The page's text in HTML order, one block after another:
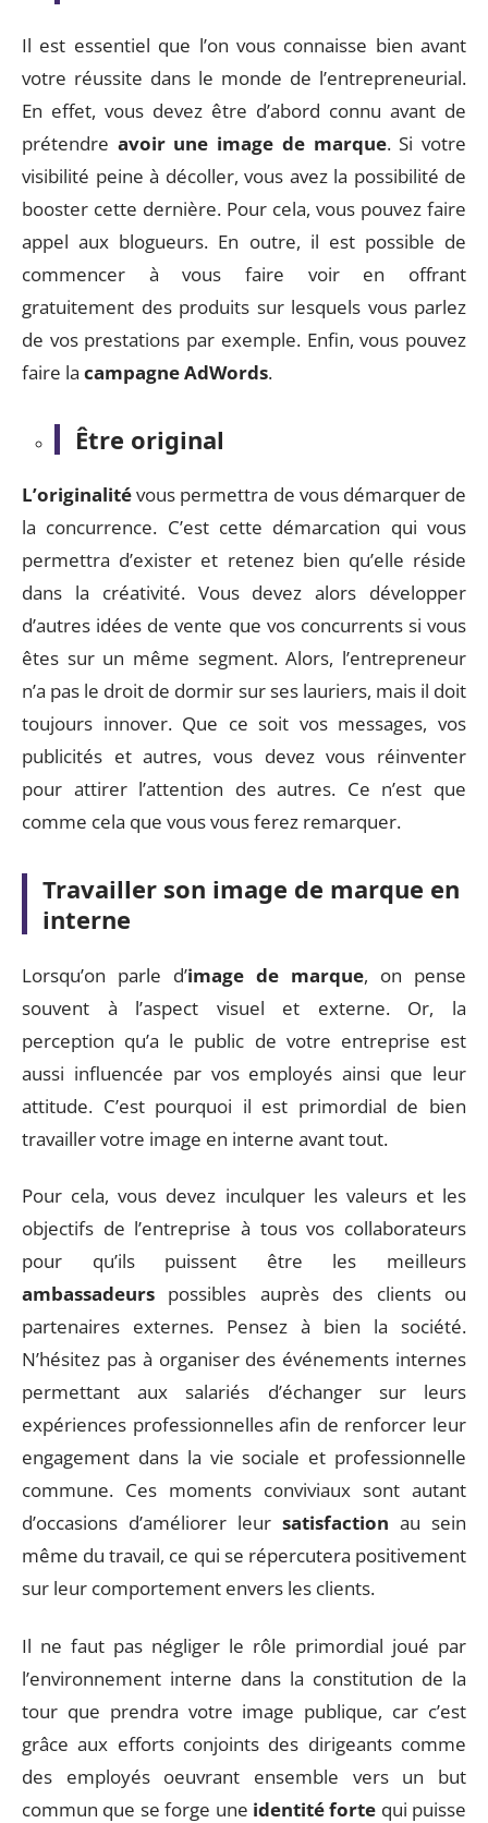
Il est essentiel que l’on vous connaisse bien avant
votre réussite dans le monde de l’entrepreneurial.
En effet, vous devez être d’abord connu avant de
prétendre avoir une image de marque. Si votre
visibilité peine à décoller, vous avez la possibilité de
booster cette dernière. Pour cela, vous pouvez faire
appel aux blogueurs. En outre, il est possible de
commencer à vous faire voir en offrant
gratuitement des produits sur lesquels vous parlez
de vos prestations par exemple. Enfin, vous pouvez
faire la campagne AdWords.
Être original
L’originalitévous permettra de vous démarquer de
la concurrence. C’est cette démarcation qui vous
permettra d’exister et retenez bien qu’elle réside
dans la créativité. Vous devez alors développer
d’autres idées de vente que vos concurrents si vous
êtes sur un même segment. Alors, l’entrepreneur
n’a pas le droit de dormir sur ses lauriers, mais il doit
toujours innover. Que ce soit vos messages, vos
publicités et autres, vous devez vous réinventer
pour attirer l’attention des autres. Ce n’est que
comme cela que vous vous ferez remarquer.
Travailler son image de marque en
interne
Lorsqu’on parle d’image de marque, on pense
souvent à l’aspect visuel et externe. Or, la
perception qu’a le public de votre entreprise est
aussi influencée par vos employés ainsi que leur
attitude. C’est pourquoi il est primordial de bien
travailler votre image en interne avant tout.
Pour cela, vous devez inculquer les valeurs et les
objectifs de l’entreprise à tous vos collaborateurs
pour qu’ils puissent être les meilleurs
ambassadeurs possibles auprès des clients ou
partenaires externes. Pensez à bien la société.
N’hésitez pas à organiser des événements internes
permettant aux salariés d’échanger sur leurs
expériences professionnelles afin de renforcer leur
engagement dans la vie sociale et professionnelle
commune. Ces moments conviviaux sont autant
d’occasions d’améliorer leur satisfaction au sein
même du travail, ce qui se répercutera positivement
sur leur comportement envers les clients.
Il ne faut pas négliger le rôle primordial joué par
l’environnement interne dans la constitution de la
tour que prendra votre image publique, car c’est
grâce aux efforts conjoints des dirigeants comme
des employés oeuvrant ensemble vers un but
commun que se forge une identité forte qui puisse